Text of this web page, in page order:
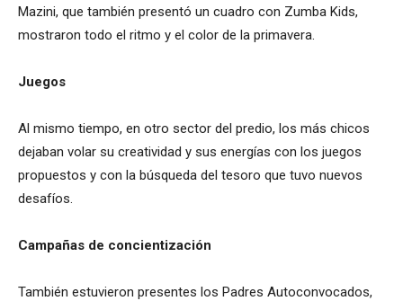
Mazini, que también presentó un cuadro con Zumba Kids,
mostraron todo el ritmo y el color de la primavera.
Juegos
Al mismo tiempo, en otro sector del predio, los más chicos
dejaban volar su creatividad y sus energías con los juegos
propuestos y con la búsqueda del tesoro que tuvo nuevos
desafíos.
Campañas de concientización
También estuvieron presentes los Padres Autoconvocados,